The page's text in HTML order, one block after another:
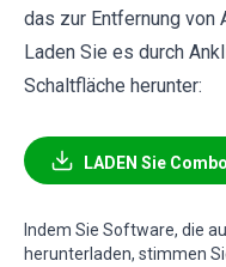
das zur Entfernung von
Laden Sie es durch
Schaltfläche herunter:
LADEN Sie
Indem Sie Software, die
herunterladen, stimmen